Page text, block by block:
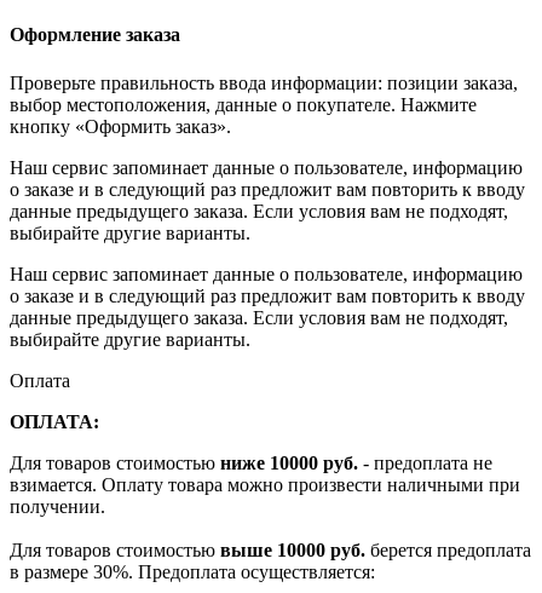
Оформление заказа
Проверьте правильность ввода информации: позиции заказа,
выбор местоположения, данные о покупателе. Нажмите
кнопку «Оформить заказ».
Наш сервис запоминает данные о пользователе, информацию
о заказе и в следующий раз предложит вам повторить к вводу
данные предыдущего заказа. Если условия вам не подходят,
выбирайте другие варианты.
Наш сервис запоминает данные о пользователе, информацию
о заказе и в следующий раз предложит вам повторить к вводу
данные предыдущего заказа. Если условия вам не подходят,
выбирайте другие варианты.
Оплата
ОПЛАТА:
Для товаров стоимостью ниже 10000 руб. - предоплата не
взимается. Оплату товара можно произвести наличными при
получении.
Для товаров стоимостью выше 10000 руб. берется предоплата
в размере 30%. Предоплата осуществляется: